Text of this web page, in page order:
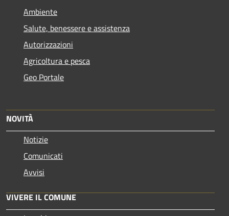
Ambiente
Salute, benessere e assistenza
Autorizzazioni
Agricoltura e pesca
Geo Portale
NOVITÀ
Notizie
Comunicati
Avvisi
VIVERE IL COMUNE